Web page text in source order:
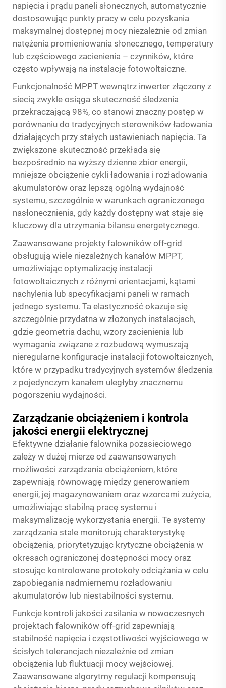
napięcia i prądu paneli słonecznych, automatycznie
dostosowując punkty pracy w celu pozyskania
maksymalnej dostępnej mocy niezależnie od zmian
natężenia promieniowania słonecznego, temperatury
lub częściowego zacienienia – czynników, które
często wpływają na instalacje fotowoltaiczne.
Funkcjonalność MPPT wewnątrz inwerter złączony z
siecią zwykle osiąga skuteczność śledzenia
przekraczającą 98%, co stanowi znaczny postęp w
porównaniu do tradycyjnych sterowników ładowania
działających przy stałych ustawieniach napięcia. Ta
zwiększone skuteczność przekłada się
bezpośrednio na wyższy dzienne zbior energii,
mniejsze obciążenie cykli ładowania i rozładowania
akumulatorów oraz lepszą ogólną wydajność
systemu, szczególnie w warunkach ograniczonego
nasłonecznienia, gdy każdy dostępny wat staje się
kluczowy dla utrzymania bilansu energetycznego.
Zaawansowane projekty falowników off-grid
obsługują wiele niezależnych kanałów MPPT,
umożliwiając optymalizację instalacji
fotowoltaicznych z różnymi orientacjami, kątami
nachylenia lub specyfikacjami paneli w ramach
jednego systemu. Ta elastyczność okazuje się
szczególnie przydatna w złożonych instalacjach,
gdzie geometria dachu, wzory zacienienia lub
wymagania związane z rozbudową wymuszają
nieregularne konfiguracje instalacji fotowoltaicznych,
które w przypadku tradycyjnych systemów śledzenia
z pojedynczym kanałem uległyby znacznemu
pogorszeniu wydajności.
Zarządzanie obciążeniem i kontrola
jakości energii elektrycznej
Efektywne działanie falownika pozasieciowego
zależy w dużej mierze od zaawansowanych
możliwości zarządzania obciążeniem, które
zapewniają równowagę między generowaniem
energii, jej magazynowaniem oraz wzorcami zużycia,
umożliwiając stabilną pracę systemu i
maksymalizację wykorzystania energii. Te systemy
zarządzania stale monitorują charakterystykę
obciążenia, priorytetyzując krytyczne obciążenia w
okresach ograniczonej dostępności mocy oraz
stosując kontrolowane protokoły odciążania w celu
zapobiegania nadmiernemu rozładowaniu
akumulatorów lub niestabilności systemu.
Funkcje kontroli jakości zasilania w nowoczesnych
projektach falowników off-grid zapewniają
stabilność napięcia i częstotliwości wyjściowego w
ścisłych tolerancjach niezależnie od zmian
obciążenia lub fluktuacji mocy wejściowej.
Zaawansowane algorytmy regulacji kompensują